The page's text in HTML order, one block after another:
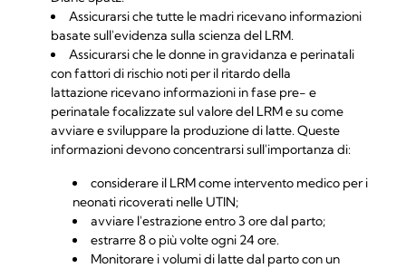
Assicurarsi che tutte le madri ricevano informazioni
basate sull'evidenza sulla scienza del LRM.
Assicurarsi che le donne in gravidanza e perinatali
con fattori di rischio noti per il ritardo della
lattazione ricevano informazioni in fase pre- e
perinatale focalizzate sul valore del LRM e su come
avviare e sviluppare la produzione di latte. Queste
informazioni devono concentrarsi sull'importanza di:
considerare il LRM come intervento medico per i
neonati ricoverati nelle UTIN;
avviare l'estrazione entro 3 ore dal parto;
estrarre 8 o più volte ogni 24 ore.
Monitorare i volumi di latte dal parto con un